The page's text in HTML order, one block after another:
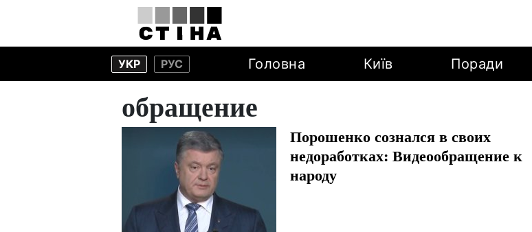
УКР РУС Головна Київ Поради
обращение
Порошенко сознался в своих
недоработках: Видеообращение к
народу